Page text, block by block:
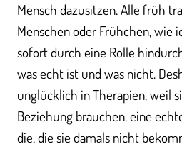
Mensch dazusitzen. Alle früh
Menschen oder Frühchen, wie
sofort durch eine Rolle
was echt ist und was nicht.
unglücklich in Therapien, weil
Beziehung brauchen, eine
die, die sie damals nicht